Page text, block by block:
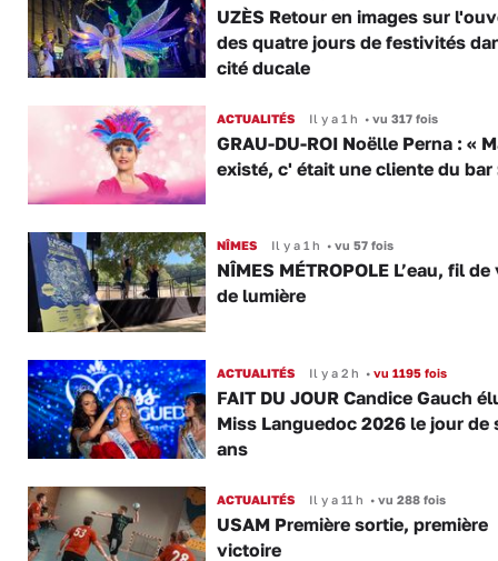
UZÈS Retour en images sur
des quatre jours de festivités
cité ducale
ACTUALITÉS Il y a 1 h •vu 317 fois
GRAU-DU-ROI Noëlle Perna : «
existé, c' était une cliente du bar
NÎMES Il y a 1 h •vu 57 fois
NÎMES MÉTROPOLE L’eau, fil de
de lumière
ACTUALITÉS Il y a 2 h •vu 1195 fois
FAIT DU JOUR Candice Gauch
Miss Languedoc 2026 le jour de
ans
ACTUALITÉS Il y a 11 h •vu 288 fois
USAM Première sortie, première
victoire